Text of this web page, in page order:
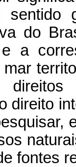
sentido
do
a
direito
fontes